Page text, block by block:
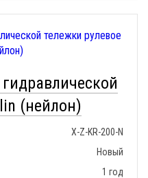
(нейлон)
X-Z-KR-200-N
Новый
1 год